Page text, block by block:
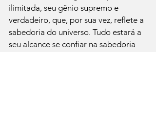
ilimitada, seu gênio supremo e
verdadeiro, que, por sua vez, reflete a
sabedoria do universo. Tudo estará a
seu alcance se confiar na sabedoria